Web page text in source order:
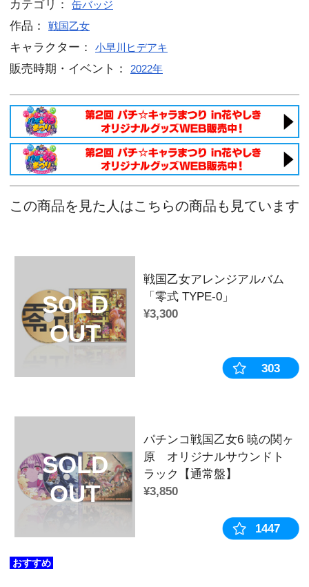
【イエヤス】
戦国乙女 コスチュームチェンジホロ
【ヨシモト】
戦国乙女 コスチュームチェンジホロ
【シンゲン】
戦国乙女 コスチュームチェンジホロ
【マサムネ】
戦国乙女 コスチュームチェンジホロ
【ノブナガ】
戦国乙女 コスチュームチェンジホロ
【ソウリン】
戦国乙女 コスチュームチェンジホロ
【モトチカ】
戦国乙女 コスチュームチェンジホロ
【ヨシテル】
戦国乙女 コスチュームチェンジホロ
【ドウセツ】
戦国乙女 コスチュームチェンジホロ
【トシイエ】